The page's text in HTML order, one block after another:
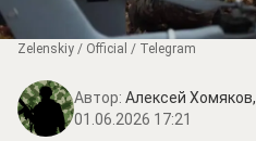
Zеlеnskiу / Оfficiаl / Telegram
Автор: Алексей Хомяков,
01.06.2026 17:21